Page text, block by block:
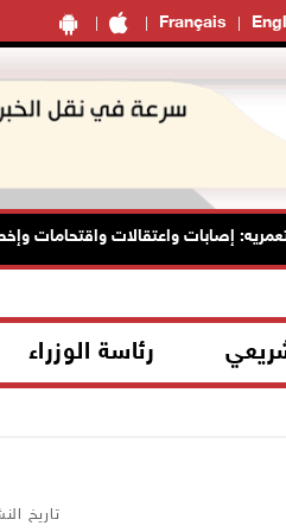
Français
إصابات واعتقالات واقتحامات وإخطارات
رئاسة الوزراء
تاريخ النشر: 02/01/